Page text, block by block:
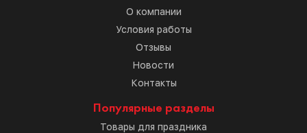
О компании
Условия работы
Отзывы
Новости
Контакты
Популярные разделы
Товары для праздника